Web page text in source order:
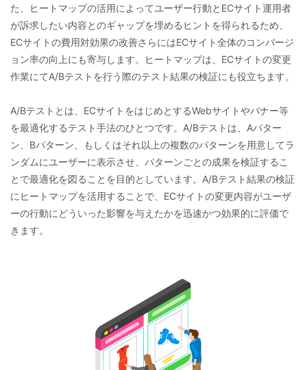
た、ヒートマップの活用によってユーザー行動とECサイト運用者
が訴求したい内容とのギャップを埋めるヒントを得られるため、
ECサイトの費用対効果の改善さらにはECサイト全体のコンバージ
ョン率の向上にも寄与します。ヒートマップは、ECサイトの変更
作業にてA/Bテストを行う際のテスト結果の検証にも役立ちます。
A/Bテストとは、ECサイトをはじめとするWebサイトやバナー等
を最適化するテスト手法のひとつです。A/Bテストは、Aパター
ン、Bパターン、もしくはそれ以上の複数のパターンを用意してラ
ンダムにユーザーに表示させ、パターンごとの成果を検証するこ
とで最適化を図ることを目的としています。A/Bテスト結果の検証
にヒートマップを活用することで、ECサイトの変更内容がユーザ
ーの行動にどういった影響を与えたかを迅速かつ効果的に評価で
きます。